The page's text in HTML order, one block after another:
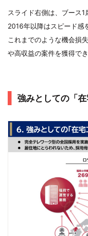
スライド右側は、ブース1
2016年以降はスピード感
これまでのような機会損
や高収益の案件を獲得で
強みとしての「在